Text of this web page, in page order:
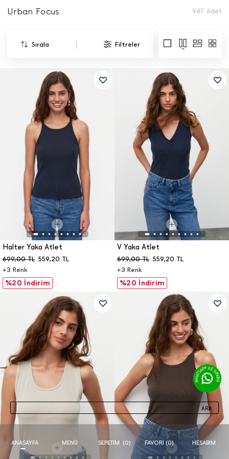
Urban Focus 947 Adet
Sırala | Filtreler
%20 İndirim
559,20 TL
699,00 TL
+3 Renk
Halter Yaka Atlet
%20 İndirim
559,20 TL
699,00 TL
+3 Renk
V Yaka Atlet
ARA
ANASAYFA MENÜ SEPETIM (0) FAVORI (0) HESABIM